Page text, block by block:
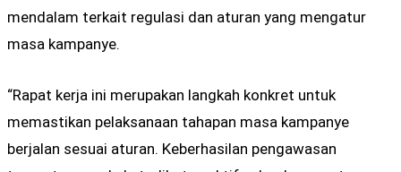
mendalam terkait regulasi dan aturan yang mengatur
masa kampanye.
“Rapat kerja ini merupakan langkah konkret untuk
memastikan pelaksanaan tahapan masa kampanye
berjalan sesuai aturan. Keberhasilan pengawasan